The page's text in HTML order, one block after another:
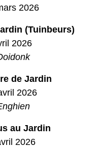
2026
(Tuinbeurs)
2026
de Jardin
2026
au Jardin
2026